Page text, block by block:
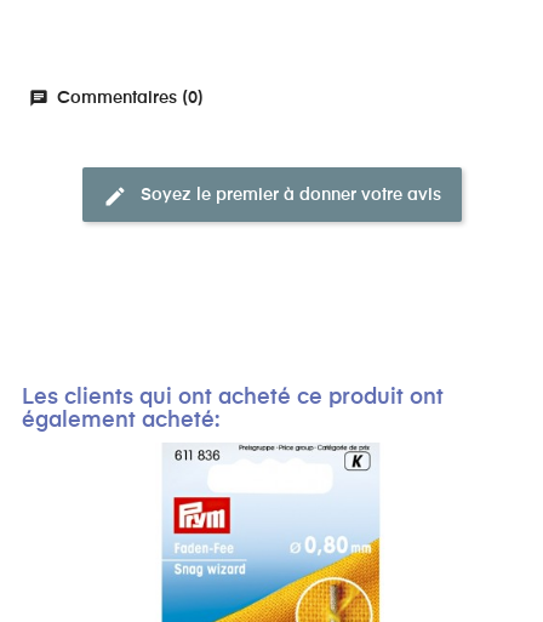
chat Commentaires (0)
edit Soyez le premier à donner votre avis
Les clients qui ont acheté ce produit ont
également acheté: